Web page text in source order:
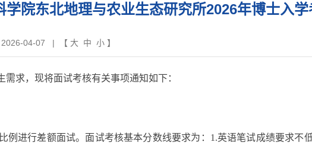
学院东北地理与农业生态研究所2026年博士入学
04-07 | 【 大 中 小 】
求，现将面试考核有关事项通知如下：
行差额面试。面试考核基本分数线要求为：1.英语笔试成绩要求不